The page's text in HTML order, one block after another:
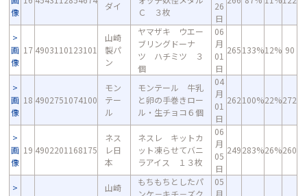
像
ダイ
Ｃ ３枚
26
日
画
像
17 4903110123101
山崎
製パ
ン
ヤマザキ ウエー
ブリングドーナ
ツ ハチミツ ３
個
06
月
01
日
265133%12% 90
画
像
18 4902751074100
モン
テー
ル
モンテール 牛乳
と卵の手巻きロー
ル・生チョコ６個
04
月
01
日
262100%22%272
画
像
19 4902201168175
ネス
レ日
本
ネスレ キットカ
ット凍らせてバニ
ラアイス １３枚
06
月
05
日
249283%26%260
山崎
もちもちとしたパ
ンケ－キチ－ズク
05
月